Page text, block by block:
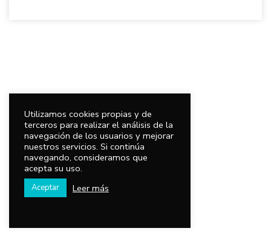
Utilizamos cookies propias y de
terceros para realizar el análisis de la
navegación de los usuarios y mejorar
nuestros servicios. Si continúa
navegando, consideramos que
acepta su uso.
Aceptar Leer más